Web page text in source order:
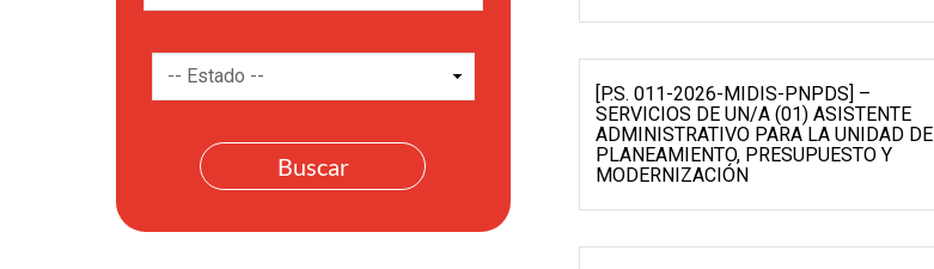
[P.S. 011-2026-MIDIS-PNPDS] –
SERVICIOS DE UN/A (01) ASISTENTE
ADMINISTRATIVO PARA LA UNIDAD DE
PLANEAMIENTO, PRESUPUESTO Y
MODERNIZACIÓN